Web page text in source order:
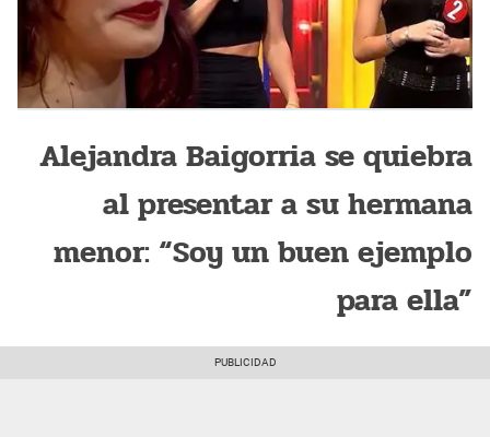
Alejandra Baigorria se quiebra
al presentar a su hermana
menor: “Soy un buen ejemplo
para ella”